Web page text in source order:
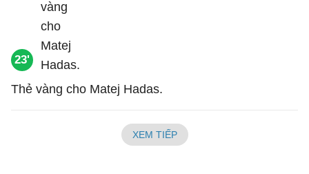
23'
Thẻ vàng cho Matej Hadas.
XEM TIẾP